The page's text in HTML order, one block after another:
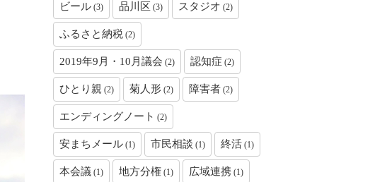
ビール (3) 品川区 (3) スタジオ (2)
ふるさと納税 (2)
2019年9月・10月議会 (2) 認知症 (2)
ひとり親 (2) 菊人形 (2) 障害者 (2)
エンディングノート (2)
安まちメール (1) 市民相談 (1) 終活 (1)
本会議 (1) 地方分権 (1) 広域連携 (1)